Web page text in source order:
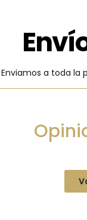
Enviamos a toda la